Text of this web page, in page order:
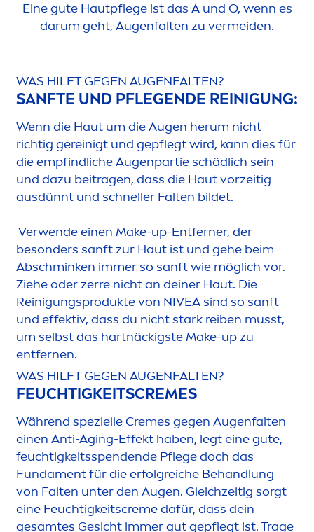
Eine gute Hautpflege ist das A und O, wenn es
darum geht, Augenfalten zu vermeiden.
WAS HILFT GEGEN AUGENFALTEN?
SANFTE UND PFLEGENDE REINIGUNG:
Wenn die Haut um die Augen herum nicht
richtig gereinigt und gepflegt wird, kann dies für
die empfindliche Augenpartie schädlich sein
und dazu beitragen, dass die Haut vorzeitig
ausdünnt und schneller Falten bildet.
Verwende einen Make-up-Entferner, der
besonders sanft zur Haut ist und gehe beim
Abschminken immer so sanft wie möglich vor.
Ziehe oder zerre nicht an deiner Haut. Die
Reinigungsprodukte von NIVEAsind so sanft
und effektiv, dass du nicht stark reiben musst,
um selbst das hartnäckigste Make-up zu
entfernen.
WAS HILFT GEGEN AUGENFALTEN?
FEUCHTIGKEITSCREMES
Während spezielle Cremes gegen Augenfalten
einen Anti-Aging-Effekt haben, legt eine gute,
feuchtigkeitsspendende Pflege doch das
Fundament für die erfolgreiche Behandlung
von Falten unter den Augen. Gleichzeitig sorgt
eine Feuchtigkeitscremedafür, dass dein
gesamtes Gesicht immer gut gepflegt ist. Trage